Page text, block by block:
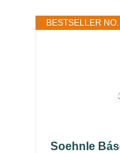
BESTSELLER NO.
Soehnle